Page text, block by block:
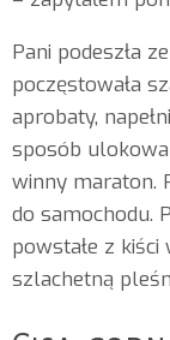
Pani podeszła
poczęstowała
aprobaty,
sposób
winny maraton.
do samochodu.
powstałe z
szlachetną